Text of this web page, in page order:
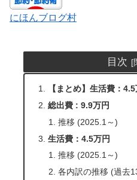
にほんブログ村
目次
【まとめ】生活費：
総出費 : 9.9万円
推移 (2025.1～)
生活費：4.5万円
推移 (2025.1～)
各内訳の推移 (過去